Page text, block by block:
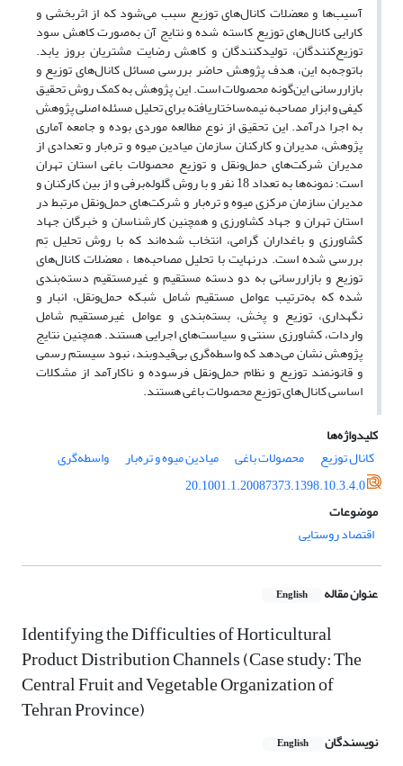
آسیب‌ها و معضلات کانال‌های توزیع سبب می‌شود که از اثربخشی و
کارایی کانال‌های توزیع کاسته شده و نتایج آن به‌صورت کاهش سود
توزیع‌کنندگان، تولیدکنندگان و کاهش رضایت مشتریان بروز یابد.
باتوجه‌به این، هدف پژوهش حاضر بررسی مسائل کانال‌های توزیع و
بازار‌رسانی این‌گونه محصولات است. این پژوهش به کمک روش تحقیق
کیفی و ابزار مصاحبه نیمه‌ساختاریافته برای تحلیل مسئله اصلی پژوهش
به اجرا درآمد. این تحقیق از نوع مطالعه موردی بوده و جامعه آماری
پژوهش، مدیران و کارکنان سازمان میادین میوه و تره‌بار و تعدادی از
مدیران شرکت‌های حمل‌و‌نقل و توزیع محصولات باغی استان تهران
است؛ نمونه‌ها به تعداد 18 نفر و با روش گلوله‌برفی و از بین کارکنان و
مدیران سازمان مرکزی میوه و تره‌بار و شرکت‌های حمل‌و‌نقل مرتبط در
استان تهران و جهاد کشاورزی و همچنین کارشناسان و خبرگان جهاد
کشاورزی و باغداران گرامی، انتخاب شده‌اند که با روش تحلیل ‌تِم
بررسی شده است. درنهایت با تحلیل مصاحبه‌ها ، معضلات کانال‌های
توزیع و بازار‌رسانی به دو دسته مستقیم و غیر‌مستقیم دسته‌بندی
شده که به‌ترتیب عوامل مستقیم شامل شبکه حمل‌ونقل، انبار و
نگهداری، توزیع و پخش، بسته‌بندی و عوامل غیر‌مستقیم شامل
واردات، کشاورزی سنتی و سیاست‌های اجرایی هستند. همچنین نتایج
پژوهش نشان می‌دهد که واسطه‌گری بی‌قیدوبند، نبود سیستم رسمی
و قانونمند توزیع و نظام حمل‌و‌نقل فرسوده و ناکارآمد از مشکلات
اساسی کانال‌های توزیع محصولات باغی هستند.
کلیدواژه‌ها
کانال توزیع
محصولات باغی میادین میوه و تره‌بار
واسطه‌گری
20.1001.1.20087373.1398.10.3.4.0
موضوعات
اقتصاد روستایی
عنوان مقاله English
Identifying the Difficulties of Horticultural
Product Distribution Channels (Case study: The
Central Fruit and Vegetable Organization of
Tehran Province)
نویسندگان English